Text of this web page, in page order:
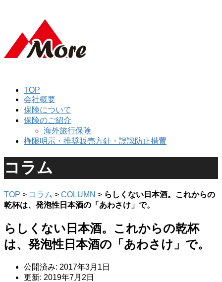
TOP
会社概要
保険について
保険のご紹介
海外旅行保険
権限明示・推奨販売方針・誤認防止措置
コラム
TOP > コラム > COLUMN > らしくない日本酒。これからの
乾杯は、発泡性日本酒の「あわさけ」で。
らしくない日本酒。これからの乾杯
は、発泡性日本酒の「あわさけ」で。
公開済み: 2017年3月1日
更新: 2019年7月2日